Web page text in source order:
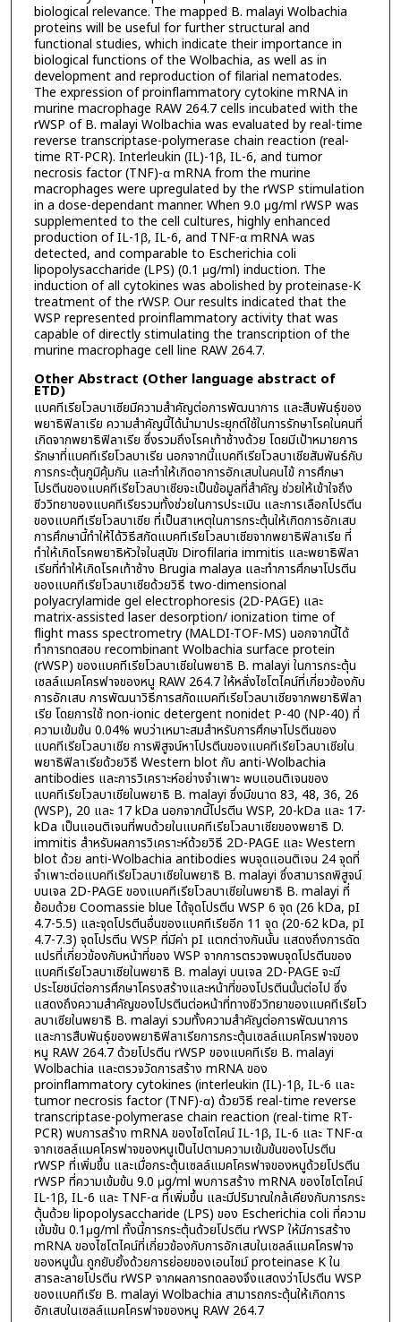
biological relevance. The mapped B. malayi Wolbachia
proteins will be useful for further structural and
functional studies, which indicate their importance in
biological functions of the Wolbachia, as well as in
development and reproduction of filarial nematodes.
The expression of proinflammatory cytokine mRNA in
murine macrophage RAW 264.7 cells incubated with the
rWSP of B. malayi Wolbachia was evaluated by real-time
reverse transcriptase-polymerase chain reaction (real-
time RT-PCR). Interleukin (IL)-1β, IL-6, and tumor
necrosis factor (TNF)-α mRNA from the murine
macrophages were upregulated by the rWSP stimulation
in a dose-dependant manner. When 9.0 μg/ml rWSP was
supplemented to the cell cultures, highly enhanced
production of IL-1β, IL-6, and TNF-α mRNA was
detected, and comparable to Escherichia coli
lipopolysaccharide (LPS) (0.1 μg/ml) induction. The
induction of all cytokines was abolished by proteinase-K
treatment of the rWSP. Our results indicated that the
WSP represented proinflammatory activity that was
capable of directly stimulating the transcription of the
murine macrophage cell line RAW 264.7.
Other Abstract (Other language abstract of
ETD)
แบคทีเรียโวลบาเซียมีความสำคัญต่อการพัฒนาการ และสืบพันธุ์ของ
พยาธิฟิลาเรีย ความสำคัญนี้ได้นำมาประยุกต์ใช้ในการรักษาโรคในคนที่
เกิดจากพยาธิฟิลาเรีย ซึ่งรวมถึงโรคเท้าช้างด้วย โดยมีเป้าหมายการ
รักษาที่แบคทีเรียโวลบาเรีย นอกจากนี้แบคทีเรียโวลบาเชียสัมพันธ์กับ
การกระตุ้นภูมิคุ้มกัน และทำให้เกิดอาการอักเสบในคนไข้ การศึกษา
โปรตีนของแบคทีเรียโวลบาเชียจะเป็นข้อมูลที่สำคัญ ช่วยให้เข้าใจถึง
ชีววิทยาของแบคทีเรียรวมทั้งช่วยในการประเมิน และการเลือกโปรตีน
ของแบคทีเรียโวลบาเชีย ที่เป็นสาเหตุในการกระตุ้นให้เกิดการอักเสบ
การศึกษานี้ทำให้ได้วิธีสกัดแบคทีเรียโวลบาเชียจากพยาธิฟิลาเรีย ที่
ทำให้เกิดโรคพยาธิหัวใจในสุนัข Dirofilaria immitis และพยาธิฟิลา
เรียที่ทำให้เกิดโรคเท้าช้าง Brugia malaya และทำการศึกษาโปรตีน
ของแบคทีเรียโวลบาเชียด้วยวิธี two-dimensional
polyacrylamide gel electrophoresis (2D-PAGE) และ
matrix-assisted laser desorption/ ionization time of
flight mass spectrometry (MALDI-TOF-MS) นอกจากนี้ได้
ทำการทดสอบ recombinant Wolbachia surface protein
(rWSP) ของแบคทีเรียโวลบาเชียในพยาธิ B. malayi ในการกระตุ้น
เซลล์แมคโครฟาจของหนู RAW 264.7 ให้หลั่งไซโตไคน์ที่เกี่ยวข้องกับ
การอักเสบ การพัฒนาวิธีการสกัดแบคทีเรียโวลบาเชียจากพยาธิฟิลา
เรีย โดยการใช้ non-ionic detergent nonidet P-40 (NP-40) ที่
ความเข้มข้น 0.04% พบว่าเหมาะสมสำหรับการศึกษาโปรตีนของ
แบคทีเรียโวลบาเชีย การพิสูจน์หาโปรตีนของแบคทีเรียโวลบาเชียใน
พยาธิฟิลาเรียด้วยวิธี Western blot กับ anti-Wolbachia
antibodies และการวิเคราะห์อย่างจำเพาะ พบแอนติเจนของ
แบคทีเรียโวลบาเชียในพยาธิ B. malayi ซึ่งมีขนาด 83, 48, 36, 26
(WSP), 20 และ 17 kDa นอกจากนี้โปรตีน WSP, 20-kDa และ 17-
kDa เป็นแอนติเจนที่พบด้วยในแบคทีเรียโวลบาเชียของพยาธิ D.
immitis สำหรับผลการวิเคราะห์ด้วยวิธี 2D-PAGE และ Western
blot ด้วย anti-Wolbachia antibodies พบจุดแอนติเจน 24 จุดที่
จำเพาะต่อแบคทีเรียโวลบาเชียในพยาธิ B. malayi ซึ่งสามารถพิสูจน์
บนเจล 2D-PAGE ของแบคทีเรียโวลบาเชียในพยาธิ B. malayi ที่
ย้อมด้วย Coomassie blue ได้จุดโปรตีน WSP 6 จุด (26 kDa, pI
4.7-5.5) และจุดโปรตีนอื่นของแบคทีเรียอีก 11 จุด (20-62 kDa, pI
4.7-7.3) จุดโปรตีน WSP ที่มีค่า pI แตกต่างกันนั้น แสดงถึงการดัด
แปรที่เกี่ยวข้องกับหน้าที่ของ WSP จากการตรวจพบจุดโปรตีนของ
แบคทีเรียโวลบาเชียในพยาธิ B. malayi บนเจล 2D-PAGE จะมี
ประโยชน์ต่อการศึกษาโครงสร้างและหน้าที่ของโปรตีนนั้นต่อไป ซึ่ง
แสดงถึงความสำคัญของโปรตีนต่อหน้าที่ทางชีววิทยาของแบคทีเรียโว
ลบาเซียในพยาธิ B. malayi รวมทั้งความสำคัญต่อการพัฒนาการ
และการสืบพันธุ์ของพยาธิฟิลาเรียการกระตุ้นเซลล์แมคโครฟาจของ
หนู RAW 264.7 ด้วยโปรตีน rWSP ของแบคทีเรีย B. malayi
Wolbachia และตรวจวัดการสร้าง mRNA ของ
proinflammatory cytokines (interleukin (IL)-1β, IL-6 และ
tumor necrosis factor (TNF)-α) ด้วยวิธี real-time reverse
transcriptase-polymerase chain reaction (real-time RT-
PCR) พบการสร้าง mRNA ของไซโตไคน์ IL-1β, IL-6 และ TNF-α
จากเซลล์แมคโครฟาจของหนูเป็นไปตามความเข้มข้นของโปรตีน
rWSP ที่เพิ่มขึ้น และเมื่อกระตุ้นเซลล์แมคโครฟาจของหนูด้วยโปรตีน
rWSP ที่ความเข้มข้น 9.0 μg/ml พบการสร้าง mRNA ของไซโตไคน์
IL-1β, IL-6 และ TNF-α ที่เพิ่มขึ้น และมีปริมาณใกล้เคียงกับการกระ
ตุ้นด้วย lipopolysaccharide (LPS) ของ Escherichia coli ที่ความ
เข้มข้น 0.1μg/ml ทั้งนี้การกระตุ้นด้วยโปรตีน rWSP ให้มีการสร้าง
mRNA ของไซโตไคน์ที่เกี่ยวข้องกับการอักเสบในเซลล์แมคโครฟาจ
ของหนูนั้น ถูกยับยั้งด้วยการย่อยของเอนไซม์ proteinase K ใน
สารละลายโปรตีน rWSP จากผลการทดลองจึงแสดงว่าโปรตีน WSP
ของแบคทีเรีย B. malayi Wolbachia สามารถกระตุ้นให้เกิดการ
อักเสบในเซลล์แมคโครฟาจของหนู RAW 264.7